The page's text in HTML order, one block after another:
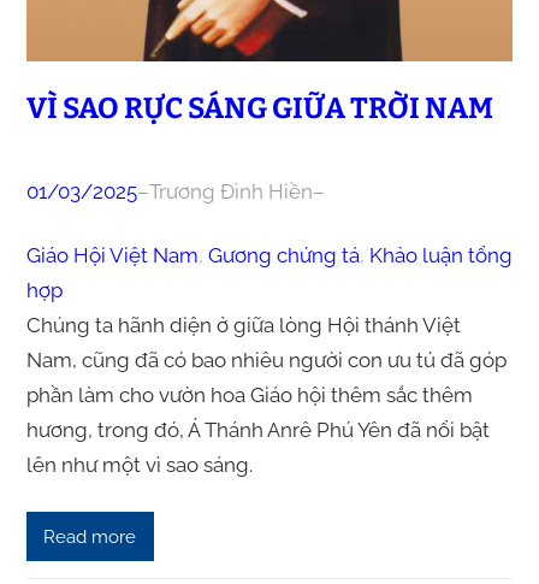
VÌ SAO RỰC SÁNG GIỮA TRỜI NAM
01/03/2025–Trương Đình Hiền–
Giáo Hội Việt Nam, Gương chứng tá, Khảo luận tổng
hợp
Chúng ta hãnh diện ở giữa lòng Hội thánh Việt
Nam, cũng đã có bao nhiêu người con ưu tú đã góp
phần làm cho vườn hoa Giáo hội thêm sắc thêm
hương, trong đó, Á Thánh Anrê Phú Yên đã nổi bật
lên như một vì sao sáng.
Read more